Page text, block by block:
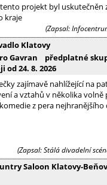
projekt byl uskutečněn
kraje
(Zapsal:
Klatovy
Gavran předplatné
od 24. 8. 2026
zajímavě nahlížející na
a vztahů v několika volně
z pera
(Zapsal: Stálá divadelní
Saloon Klatovy-